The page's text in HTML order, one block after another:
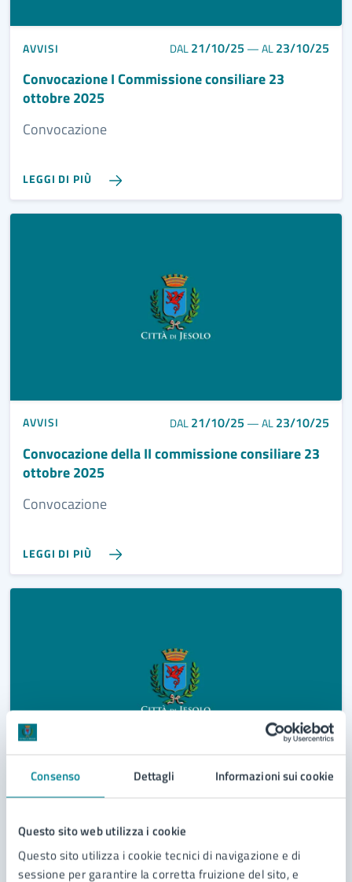
Consenso Dettagli Informazioni sui cookie
Questo sito web utilizza i cookie
Questo sito utilizza i cookie tecnici di navigazione e di
sessione per garantire la corretta fruizione del sito, e
AVVISI DAL21/10/25 —AL23/10/25
Convocazione I Commissione consiliare 23
ottobre 2025
Convocazione
LEGGI DI PIÙ
AVVISI DAL21/10/25 —AL23/10/25
Convocazione della II commissione consiliare 23
ottobre 2025
Convocazione
LEGGI DI PIÙ
AVVISI
Convocazione IV Commissione consiliare 23
ottobre 2025
Convocazione